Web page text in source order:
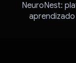
NeuroNest: